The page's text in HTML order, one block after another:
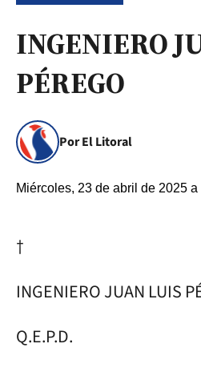
INGENIERO
PÉREGO
Por El Litoral
Miércoles, 23 de abril de 2025
†
INGENIERO JUAN LUIS
Q.E.P.D.